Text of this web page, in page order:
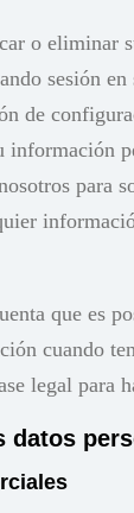
o eliminar
sesión en
de
información
para
que es
cuando
legal para
datos